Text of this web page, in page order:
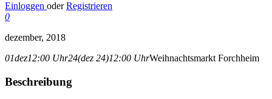
Einloggen oder Registrieren
0
dezember, 2018
01dez12:00 Uhr24(dez 24)12:00 UhrWeihnachtsmarkt Forchheim
Beschreibung